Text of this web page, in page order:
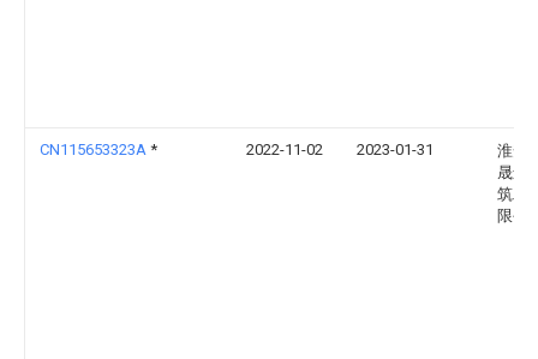
CN115653323A * 2022-11-02 2023-01-31
淮安
晟远
筑工
限公